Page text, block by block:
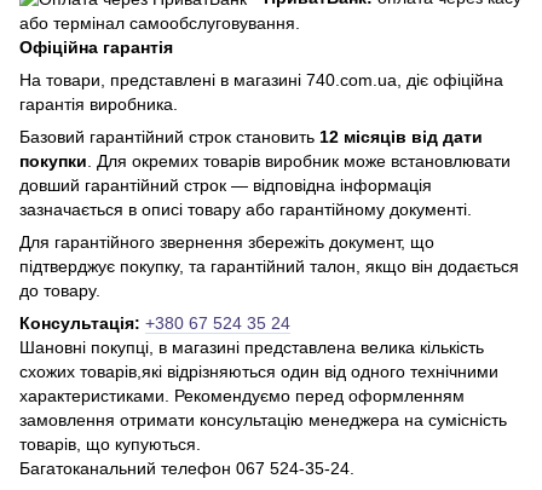
або термінал самообслуговування.
Офіційна гарантія
На товари, представлені в магазині 740.com.ua, діє офіційна
гарантія виробника.
Базовий гарантійний строк становить 12 місяців від дати
покупки. Для окремих товарів виробник може встановлювати
довший гарантійний строк — відповідна інформація
зазначається в описі товару або гарантійному документі.
Для гарантійного звернення збережіть документ, що
підтверджує покупку, та гарантійний талон, якщо він додається
до товару.
Консультація: +380 67 524 35 24
Шановні покупці, в магазині представлена ​​велика кількість
схожих товарів,які відрізняються один від одного технічними
характеристиками. Рекомендуємо перед оформленням
замовлення отримати консультацію менеджера на сумісність
товарів, що купуються.
Багатоканальний телефон 067 524-35-24.